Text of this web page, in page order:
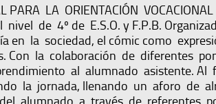
PARA LA ORIENTACIÓN
de 4º de E.S.O. y F.P.B.
la sociedad, el cómic como
la colaboración de diferentes
al alumnado asistente.
la jornada, llenando un aforo de
alumnado a través de referentes